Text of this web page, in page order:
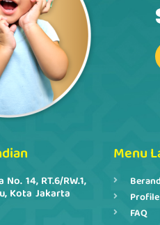
14, RT.6/RW.1,
Kota Jakarta
Menu
Profile
FAQ